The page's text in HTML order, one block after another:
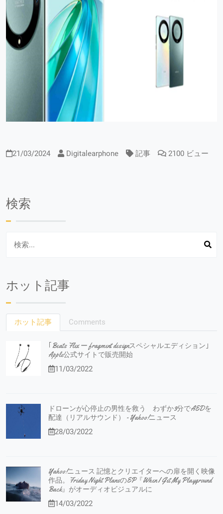
21/03/2024 Digitalearphone 記事 2100 ビュー
検索
ホット記事
ホット記事 Comments
｢Beats Flex ー fragment designスペシャルエディション｣
Apple公式サイトで販売開始
11/03/2022
ドローンが心停止の男性を救う わずか3分でAEDを
配達（リアルサウンド） - Yahoo!ニュース
28/03/2022
Yahoo!ニュース 記憶とクリエイターへの扉を開く映像
作品。Friday Night PlansのEP『When I Get My Playground
Back』がオーディオビジュアルに
14/03/2022